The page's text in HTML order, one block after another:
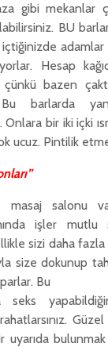
gibi mekanlar
BU
Hesap
bazen
barlarda
bir iki içki
ucuz. Pintilik
masaj salonu
işler
sizi daha
size dokunup
Bu
seks
uyarıda